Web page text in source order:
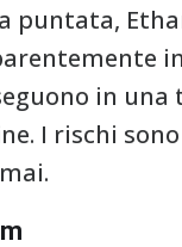
puntata,
in
I rischi